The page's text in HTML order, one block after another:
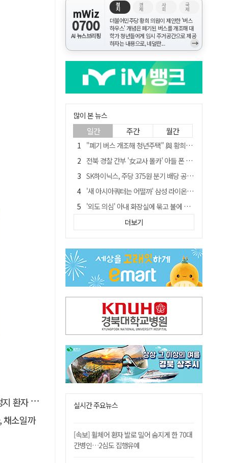
명 살려
채소일까
mWiz
0700
AI 뉴스브리핑
정
치
경
제
사
회
국
제
더불어민주당 황희 의원이 제안한 '버스
하우스' 개념은 폐기된 버스를 개조해 대
학가 청년들에게 임시 주거공간으로 제공
하자는 내용으로, 네덜란...
→
많이 본 뉴스
일간 주간 월간
"폐기 버스 개조해 청년주택" 與 황희…'딸 학비는 年 4200만원'
전북 경찰 간부 '女교사 몰카' 아들 폰 부수고…"처벌 못하는 사안" 내부망에 글
SK하이닉스, 주당 375원 분기 배당 공시…"3분기 중 주주환원 방안 확정"
'새 아시아쿼터는 어떨까' 삼성 라이온즈, 새 얼굴 투수 미야모리 영입
'외도 의심' 아내 화장실에 묶고 불에 달군 공구로 고문…남편 검거
박권현 청도군수, '햇빛 연금 사업' 공약 시동걸어
봉화서 주택 에어컨 실외기에서 시작된 불… 주택 화재로 번져
"3세 아동 학대"…대구 북구 국공립어린이집 교사 2명 검찰 송치
경찰, 9월 초부터 상피제 전격 실시…가족 사건 수사 못해
더보기
실시간 주요뉴스
[속보] 휠체어 환자 발로 밀어 숨지게 한 70대
간병인…2심도 집행유예